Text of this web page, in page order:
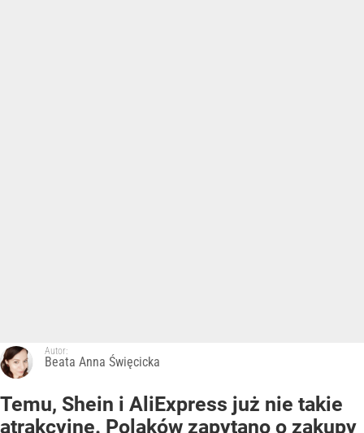
Autor:
Beata Anna Święcicka
Temu, Shein i AliExpress już nie takie
atrakcyjne. Polaków zapytano o zakupy